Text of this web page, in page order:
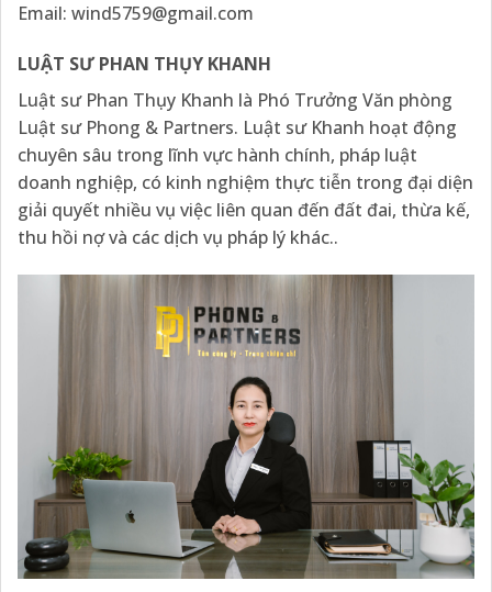
Email: wind5759@gmail.com
LUẬT SƯ PHAN THỤY KHANH
Luật sư Phan Thụy Khanh là Phó Trưởng Văn phòng
Luật sư Phong & Partners. Luật sư Khanh hoạt động
chuyên sâu trong lĩnh vực hành chính, pháp luật
doanh nghiệp, có kinh nghiệm thực tiễn trong đại diện
giải quyết nhiều vụ việc liên quan đến đất đai, thừa kế,
thu hồi nợ và các dịch vụ pháp lý khác..